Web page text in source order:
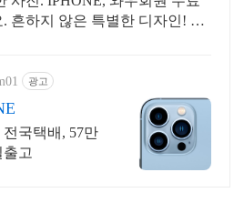
흔하지 않은 특별한 디자인! 지
광고
국택배, 57만
출고